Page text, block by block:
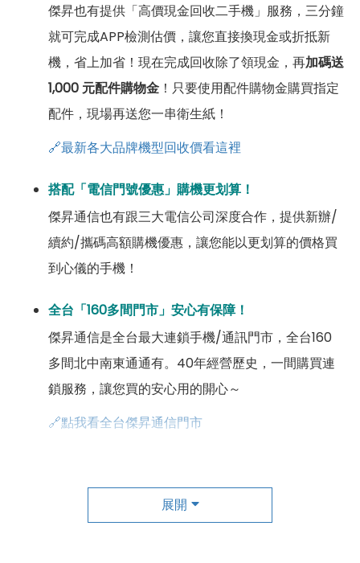
傑昇也有提供「高價現金回收二手機」服務，三分鐘
就可完成APP檢測估價，讓您直接換現金或折抵新
機，省上加省！現在完成回收除了領現金，再加碼送
1,000 元配件購物金 ！只要使用配件購物金購買指定
配件，現場再送您一串衛生紙！
🔗最新各大品牌機型回收價看這裡
搭配「電信門號優惠」購機更划算！
傑昇通信也有跟三大電信公司深度合作，提供新辦/
續約/攜碼高額購機優惠，讓您能以更划算的價格買
到心儀的手機！
全台「160多間門市」安心有保障！
傑昇通信是全台最大連鎖手機/通訊門市，全台160
多間北中南東通通有。40年經營歷史，一間購買連
鎖服務，讓您買的安心用的開心～
🔗點我看全台傑昇通信門市
傑昇尊榮會員除了可以「消費集點兌換商品」，每半
年還有「200元配件購物金」，每年再送「VIP生日
展開